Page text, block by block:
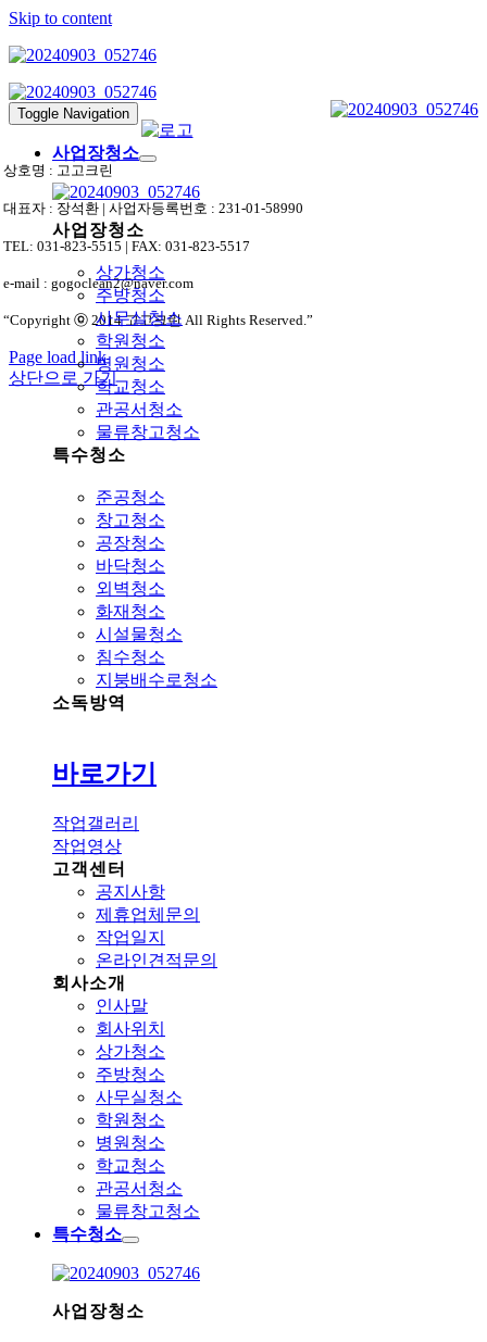
Skip to content
Toggle Navigation
사업장청소
사업장청소
상가청소
주방청소
사무실청소
학원청소
병원청소
학교청소
관공서청소
물류창고청소
특수청소
준공청소
창고청소
공장청소
바닥청소
외벽청소
화재청소
시설물청소
침수청소
지붕배수로청소
소독방역
바로가기
작업갤러리
작업영상
고객센터
공지사항
제휴업체문의
작업일지
온라인견적문의
회사소개
인사말
회사위치
상가청소
주방청소
사무실청소
학원청소
병원청소
학교청소
관공서청소
물류창고청소
특수청소
사업장청소
상호명 : 고고크린
대표자 : 장석환 | 사업자등록번호 : 231-01-58990
TEL: 031-823-5515 | FAX: 031-823-5517
e-mail : gogoclean2@naver.com
“Copyright ⓒ 2014 고고크린 All Rights Reserved.”
Page load link
상단으로 가기